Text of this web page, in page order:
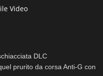
Video
DLC
prurito da corsa Anti-G con